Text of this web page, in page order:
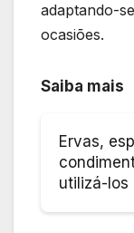
adaptando-
ocasiões.
Saiba mais
Ervas,
utilizá-los